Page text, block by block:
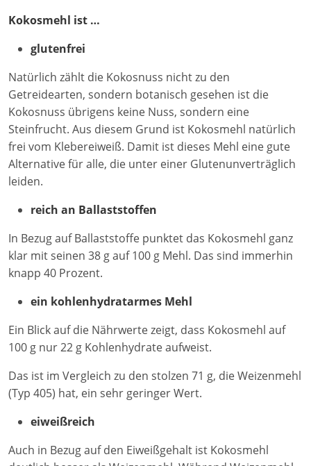
Kokosmehl ist …
glutenfrei
Natürlich zählt die Kokosnuss nicht zu den
Getreidearten, sondern botanisch gesehen ist die
Kokosnuss übrigens keine Nuss, sondern eine
Steinfrucht. Aus diesem Grund ist Kokosmehl natürlich
frei vom Klebereiweiß. Damit ist dieses Mehl eine gute
Alternative für alle, die unter einer Glutenunverträglich
leiden.
reich an Ballaststoffen
In Bezug auf Ballaststoffe punktet das Kokosmehl ganz
klar mit seinen 38 g auf 100 g Mehl. Das sind immerhin
knapp 40 Prozent.
ein kohlenhydratarmes Mehl
Ein Blick auf die Nährwerte zeigt, dass Kokosmehl auf
100 g nur 22 g Kohlenhydrate aufweist.
Das ist im Vergleich zu den stolzen 71 g, die Weizenmehl
(Typ 405) hat, ein sehr geringer Wert.
eiweißreich
Auch in Bezug auf den Eiweißgehalt ist Kokosmehl